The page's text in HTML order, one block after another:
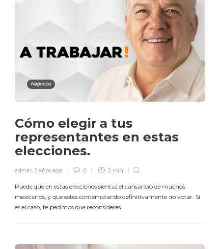
Negocios
Cómo elegir a tus
representantes en estas
elecciones.
admin, 5 años ago 0 2 min
Puede que en estas elecciones sientas el cansancio de muchos
mexicanos, y que estés contemplando definitivamente no votar. Si
es el caso, te pedimos que reconsideres.